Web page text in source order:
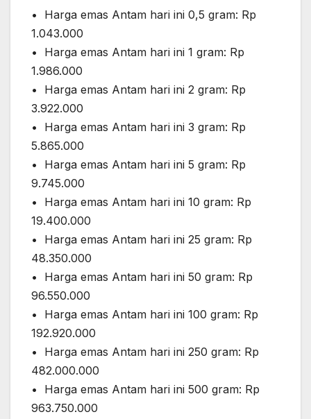
•⁠ ⁠Harga emas Antam hari ini 0,5 gram: Rp
1.043.000
•⁠ ⁠Harga emas Antam hari ini 1 gram: Rp
1.986.000
•⁠ ⁠⁠Harga emas Antam hari ini 2 gram: Rp
3.922.000
•⁠ ⁠⁠Harga emas Antam hari ini 3 gram: Rp
5.865.000
•⁠ ⁠⁠Harga emas Antam hari ini 5 gram: Rp
9.745.000
•⁠ ⁠⁠Harga emas Antam hari ini 10 gram: Rp
19.400.000
•⁠ ⁠Harga emas Antam hari ini 25 gram: Rp
48.350.000
•⁠ ⁠Harga emas Antam hari ini 50 gram: Rp
96.550.000
•⁠ ⁠Harga emas Antam hari ini 100 gram: Rp
192.920.000
•⁠ ⁠Harga emas Antam hari ini 250 gram: Rp
482.000.000
•⁠ ⁠⁠Harga emas Antam hari ini 500 gram: Rp
963.750.000